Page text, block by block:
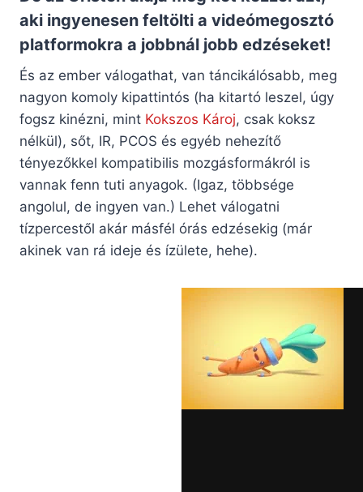
aki ingyenesen feltölti a videómegosztó
platformokra a jobbnál jobb edzéseket!
És az ember válogathat, van táncikálósabb, meg
nagyon komoly kipattintós (ha kitartó leszel, úgy
fogsz kinézni, mint Kokszos Károj, csak koksz
nélkül), sőt, IR, PCOS és egyéb nehezítő
tényezőkkel kompatibilis mozgásformákról is
vannak fenn tuti anyagok. (Igaz, többsége
angolul, de ingyen van.) Lehet válogatni
tízpercestől akár másfél órás edzésekig (már
akinek van rá ideje és ízülete, hehe).